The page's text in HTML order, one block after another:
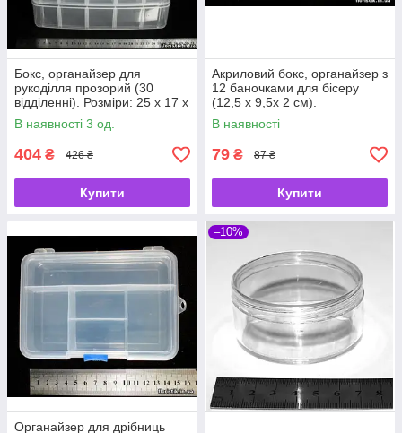
Бокс, органайзер для
рукоділля прозорий (30
відділенні). Розміри: 25 х 17 х
19 см.
В наявності 3 од.
404 ₴ 426 ₴
Купити
Акриловий бокс, органайзер з
12 баночками для бісеру
(12,5 х 9,5х 2 см).
В наявності
79 ₴ 87 ₴
Купити
Органайзер для дрібниць
–10%